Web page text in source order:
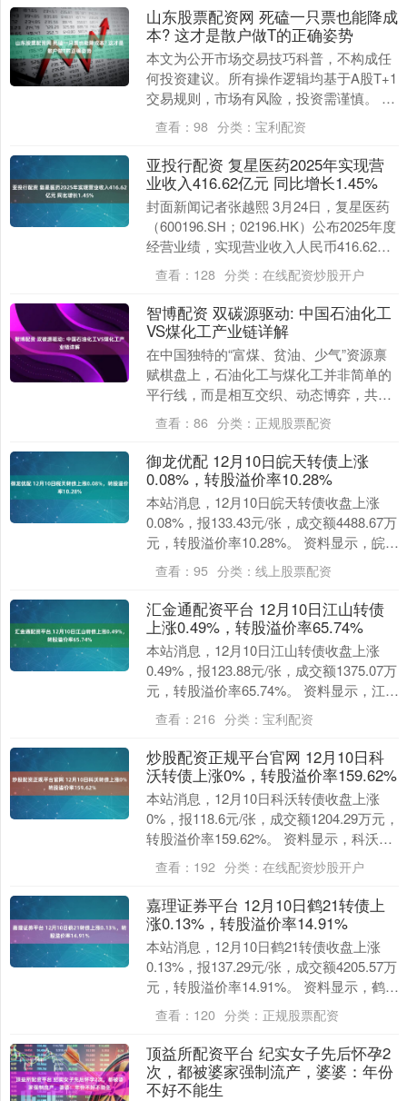
山东股票配资网 死磕一只票也能降成
本? 这才是散户做T的正确姿势
本文为公开市场交易技巧科普，不构成任
何投资建议。所有操作逻辑均基于A股T+1
交易规则，市场有风险，投资需谨慎。 很
多散户都听过“做T”，但真正能把成本越做
越低的....
查看： 98 分类： 宝利配资
亚投行配资 复星医药2025年实现营
业收入416.62亿元 同比增长1.45%
封面新闻记者张越熙 3月24日，复星医药
（600196.SH；02196.HK）公布2025年度
经营业绩，实现营业收入人民币416.62亿
元，同比增长1.45%....
查看： 128 分类： 在线配资炒股开户
智博配资 双碳源驱动: 中国石油化工
VS煤化工产业链详解
在中国独特的“富煤、贫油、少气”资源禀
赋棋盘上，石油化工与煤化工并非简单的
平行线，而是相互交织、动态博弈，共同
构成了国家化学工业的基石。理解这两大
产业链的上下游....
查看： 86 分类： 正规股票配资
御龙优配 12月10日皖天转债上涨
0.08%，转股溢价率10.28%
本站消息，12月10日皖天转债收盘上涨
0.08%，报133.43元/张，成交额4488.67万
元，转股溢价率10.28%。 资料显示，皖天
转债信用级别为“AA+....
查看： 95 分类： 线上股票配资
汇金通配资平台 12月10日江山转债
上涨0.49%，转股溢价率65.74%
本站消息，12月10日江山转债收盘上涨
0.49%，报123.88元/张，成交额1375.07万
元，转股溢价率65.74%。 资料显示，江山
转债信用级别为“AA-....
查看： 216 分类： 宝利配资
炒股配资正规平台官网 12月10日科
沃转债上涨0%，转股溢价率159.62%
本站消息，12月10日科沃转债收盘上涨
0%，报118.6元/张，成交额1204.29万元，
转股溢价率159.62%。 资料显示，科沃转
债信用级别为“AA”，债券....
查看： 192 分类： 在线配资炒股开户
嘉理证券平台 12月10日鹤21转债上
涨0.13%，转股溢价率14.91%
本站消息，12月10日鹤21转债收盘上涨
0.13%，报137.29元/张，成交额4205.57万
元，转股溢价率14.91%。 资料显示，鹤
21转债信用级别为“A....
查看： 120 分类： 正规股票配资
顶益所配资平台 纪实女子先后怀孕2
次，都被婆家强制流产，婆婆：年份
不好不能生